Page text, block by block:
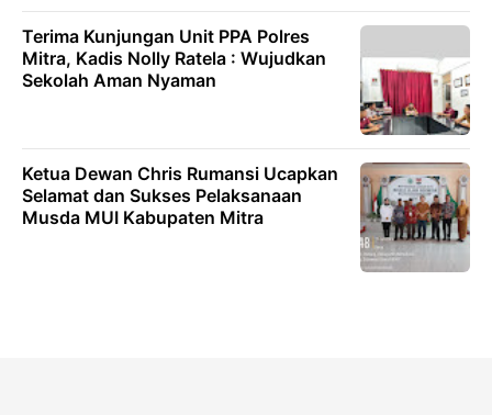
Terima Kunjungan Unit PPA Polres
Mitra, Kadis Nolly Ratela : Wujudkan
Sekolah Aman Nyaman
Ketua Dewan Chris Rumansi Ucapkan
Selamat dan Sukses Pelaksanaan
Musda MUI Kabupaten Mitra